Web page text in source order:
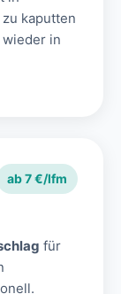
kaputten
in
ab 7 €/lfm
für